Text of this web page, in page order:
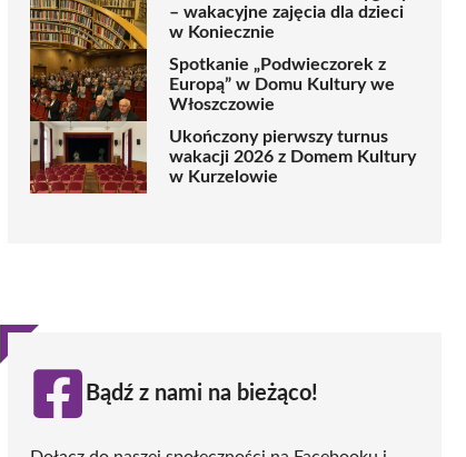
– wakacyjne zajęcia dla dzieci
w Koniecznie
Spotkanie „Podwieczorek z
Europą” w Domu Kultury we
Włoszczowie
Ukończony pierwszy turnus
wakacji 2026 z Domem Kultury
w Kurzelowie
Bądź z nami na bieżąco!